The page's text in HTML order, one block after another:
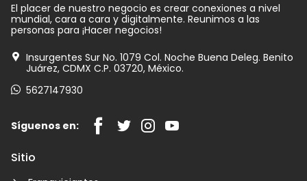
El placer de nuestro negocio es crear conexiones a nivel
mundial, cara a cara y digitalmente. Reunimos a las
personas para ¡Hacer negocios!
Insurgentes Sur No. 1079 Col. Noche Buena Deleg. Benito
Juárez, CDMX C.P. 03720, México.
5627147930
Síguenos en:
Sitio